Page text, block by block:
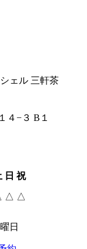
４−３ B１
日 祝
△ △
日